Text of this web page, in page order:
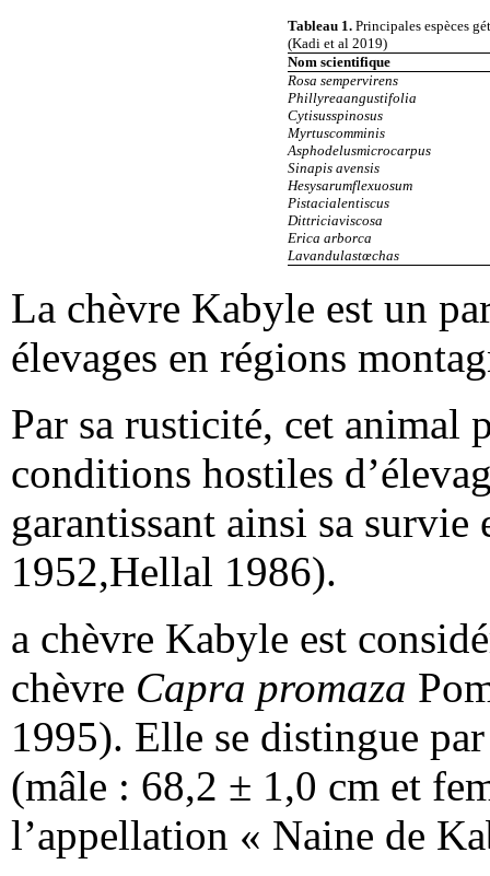
Tableau 1. Principales espèces
(Kadi et al 2019)
Nom scientifique
Rosa sempervirens
Phillyreaangustifolia
Cytisusspinosus
Myrtuscomminis
Asphodelusmicrocarpus
Sinapis avensis
Hesysarumflexuosum
Pistacialentiscus
Dittriciaviscosa
Erica arborca
Lavandulastœchas
La chèvre Kabyle est un
élevages en régions
Par sa rusticité, cet animal
conditions hostiles
garantissant ainsi sa
1952,Hellal 1986).
a chèvre Kabyle est
chèvre Capra promaza
1995). Elle se distingue
(mâle : 68,2 ± 1,0 cm et
l’appellation « Naine de